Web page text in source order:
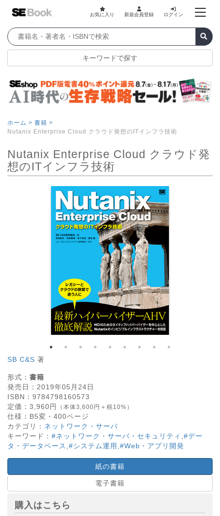
お気に入り 新規会員登録 ログイン
キーワードで探す
ホーム > 書籍 >
Nutanix Enterprise Cloud クラウド発想のITインフラ技術
Nutanix Enterprise Cloud クラウド発
想のITインフラ技術
SB C&S 著
形式： 書籍
発売日： 2019年05月24日
ISBN： 9784798160573
定価： 3,960円 （本体3,600円＋税10%）
仕様： B5変・ 400ページ
カテゴリ： ネットワーク・サーバ
キーワード： #ネットワーク・サーバ・セキュリティ #デー
タ・データベース #システム運用 #Web・アプリ開発
紙の書籍
電子書籍
購入はこちら